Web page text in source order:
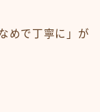
めで丁寧に」が